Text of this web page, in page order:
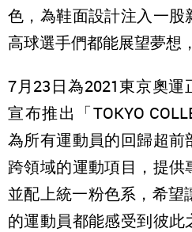
色，為鞋面設計注入一
高球選手們都能展望夢想
7月23日為2021東京奧
宣布推出「TOKYO
為所有運動員的回歸超
跨領域的運動項目，提供
並配上統一粉色系，希望
的運動員都能感受到彼